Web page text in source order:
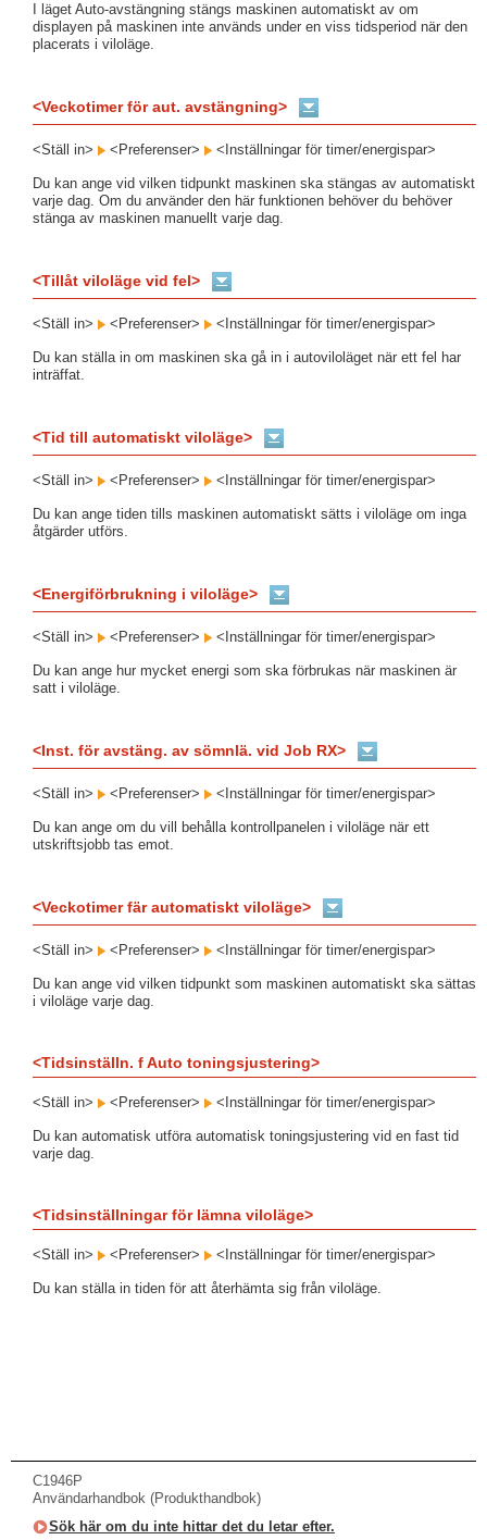
I läget Auto-avstängning stängs maskinen automatiskt av om
displayen på maskinen inte används under en viss tidsperiod när den
placerats i viloläge.
<Veckotimer för aut. avstängning>
<Ställ in> <Preferenser> <Inställningar för timer/energispar>
Du kan ange vid vilken tidpunkt maskinen ska stängas av automatiskt
varje dag. Om du använder den här funktionen behöver du behöver
stänga av maskinen manuellt varje dag.
<Tillåt viloläge vid fel>
<Ställ in> <Preferenser> <Inställningar för timer/energispar>
Du kan ställa in om maskinen ska gå in i autoviloläget när ett fel har
inträffat.
<Tid till automatiskt viloläge>
<Ställ in> <Preferenser> <Inställningar för timer/energispar>
Du kan ange tiden tills maskinen automatiskt sätts i viloläge om inga
åtgärder utförs.
<Energiförbrukning i viloläge>
<Ställ in> <Preferenser> <Inställningar för timer/energispar>
Du kan ange hur mycket energi som ska förbrukas när maskinen är
satt i viloläge.
<Inst. för avstäng. av sömnlä. vid Job RX>
<Ställ in> <Preferenser> <Inställningar för timer/energispar>
Du kan ange om du vill behålla kontrollpanelen i viloläge när ett
utskriftsjobb tas emot.
<Veckotimer fär automatiskt viloläge>
<Ställ in> <Preferenser> <Inställningar för timer/energispar>
Du kan ange vid vilken tidpunkt som maskinen automatiskt ska sättas
i viloläge varje dag.
<Tidsinställn. f Auto toningsjustering>
<Ställ in> <Preferenser> <Inställningar för timer/energispar>
Du kan automatisk utföra automatisk toningsjustering vid en fast tid
varje dag.
<Tidsinställningar för lämna viloläge>
<Ställ in> <Preferenser> <Inställningar för timer/energispar>
Du kan ställa in tiden för att återhämta sig från viloläge.
C1946P
Användarhandbok (Produkthandbok)
Sök här om du inte hittar det du letar efter.